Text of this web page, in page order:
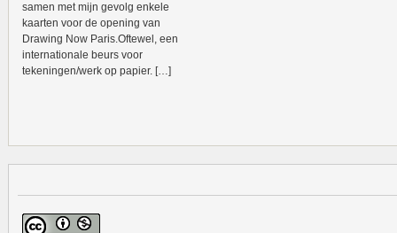
samen met mijn gevolg enkele
kaarten voor de opening van
Drawing Now Paris.Oftewel, een
internationale beurs voor
tekeningen/werk op papier. […]